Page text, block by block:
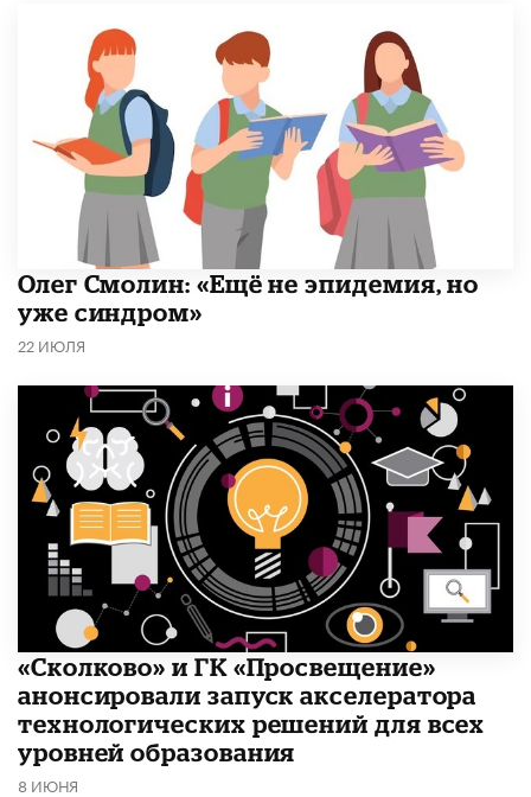
​Олег Смолин: «Ещё не эпидемия, но
уже синдром»
22 ИЮЛЯ
«Сколково» и ГК «Просвещение»
анонсировали запуск акселератора
технологических решений для всех
уровней образования
8 ИЮНЯ